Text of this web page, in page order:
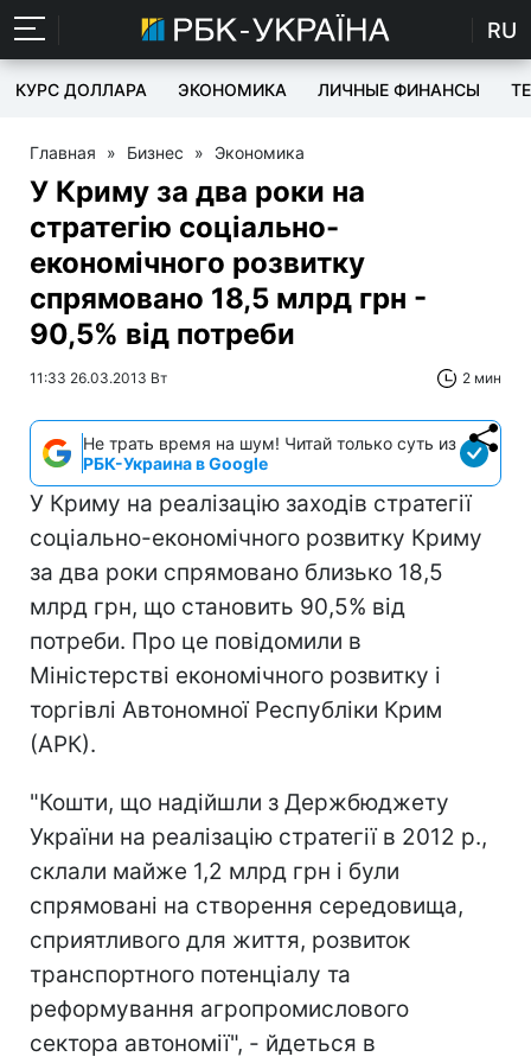
RU
КУРС ДОЛЛАРА ЭКОНОМИКА ЛИЧНЫЕ ФИНАНСЫ
Главная » Бизнес » Экономика
У Криму за два роки на
стратегію соціально-
економічного розвитку
спрямовано 18,5 млрд грн -
90,5% від потреби
11:33 26.03.2013 Вт 2 мин
Не трать время на шум! Читай только суть из
РБК-Украина в Google
У Криму на реалізацію заходів стратегії
соціально-економічного розвитку Криму
за два роки спрямовано близько 18,5
млрд грн, що становить 90,5% від
потреби. Про це повідомили в
Міністерстві економічного розвитку і
торгівлі Автономної Республіки Крим
(АРК).
"Кошти, що надійшли з Держбюджету
України на реалізацію стратегії в 2012 р.,
склали майже 1,2 млрд грн і були
спрямовані на створення середовища,
сприятливого для життя, розвиток
транспортного потенціалу та
реформування агропромислового
сектора автономії", - йдеться в